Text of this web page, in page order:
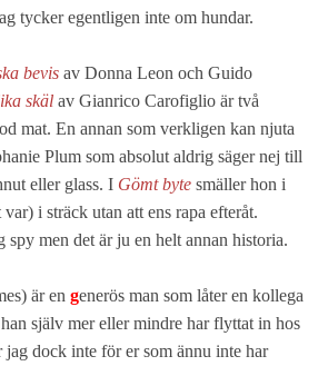
tycker egentligen inte om hundar.
bevis av Donna Leon och Guido
skäl av Gianrico Carofiglio är två
od mat. En annan som verkligen kan njuta
Plum som absolut aldrig säger nej till
eller glass. I Gömt byte smäller hon i
i sträck utan att ens rapa efteråt.
spy men det är ju en helt annan historia.
är en generös man som låter en kollega
själv mer eller mindre har flyttat in hos
jag dock inte för er som ännu inte har